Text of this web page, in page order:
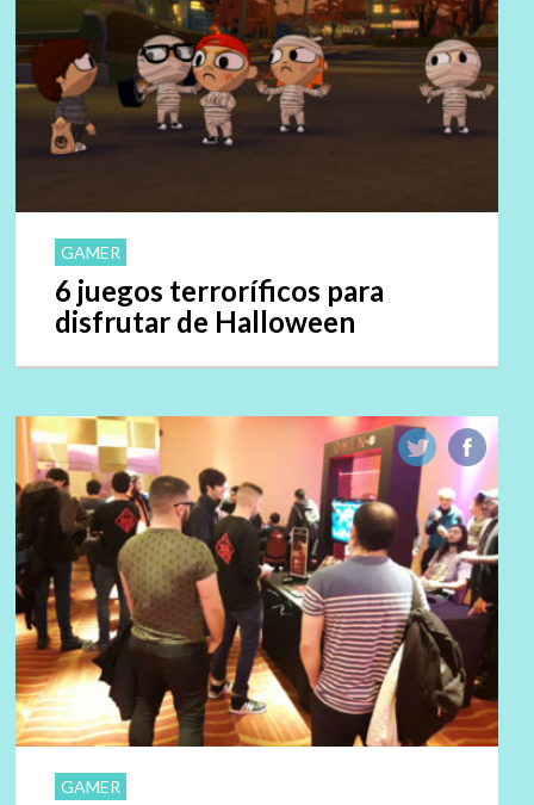
GAMER
6 juegos terroríficos para
disfrutar de Halloween
GAMER